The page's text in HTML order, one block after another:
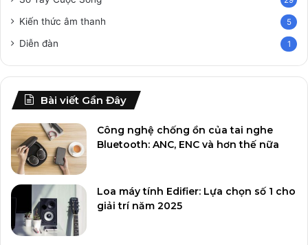
Kiến thức âm thanh 5
Diễn đàn 1
Bài viết Gần Đây
Công nghệ chống ồn của tai nghe
Bluetooth: ANC, ENC và hơn thế nữa
Loa máy tính Edifier: Lựa chọn số 1 cho
giải trí năm 2025